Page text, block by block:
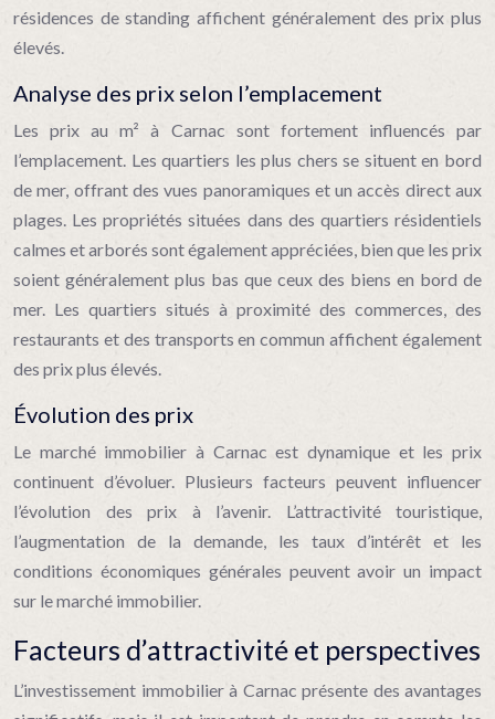
résidences de standing affichent généralement des prix plus
élevés.
Analyse des prix selon l’emplacement
Les prix au m² à Carnac sont fortement influencés par
l’emplacement. Les quartiers les plus chers se situent en bord
de mer, offrant des vues panoramiques et un accès direct aux
plages. Les propriétés situées dans des quartiers résidentiels
calmes et arborés sont également appréciées, bien que les prix
soient généralement plus bas que ceux des biens en bord de
mer. Les quartiers situés à proximité des commerces, des
restaurants et des transports en commun affichent également
des prix plus élevés.
Évolution des prix
Le marché immobilier à Carnac est dynamique et les prix
continuent d’évoluer. Plusieurs facteurs peuvent influencer
l’évolution des prix à l’avenir. L’attractivité touristique,
l’augmentation de la demande, les taux d’intérêt et les
conditions économiques générales peuvent avoir un impact
sur le marché immobilier.
Facteurs d’attractivité et perspectives
L’investissement immobilier à Carnac présente des avantages